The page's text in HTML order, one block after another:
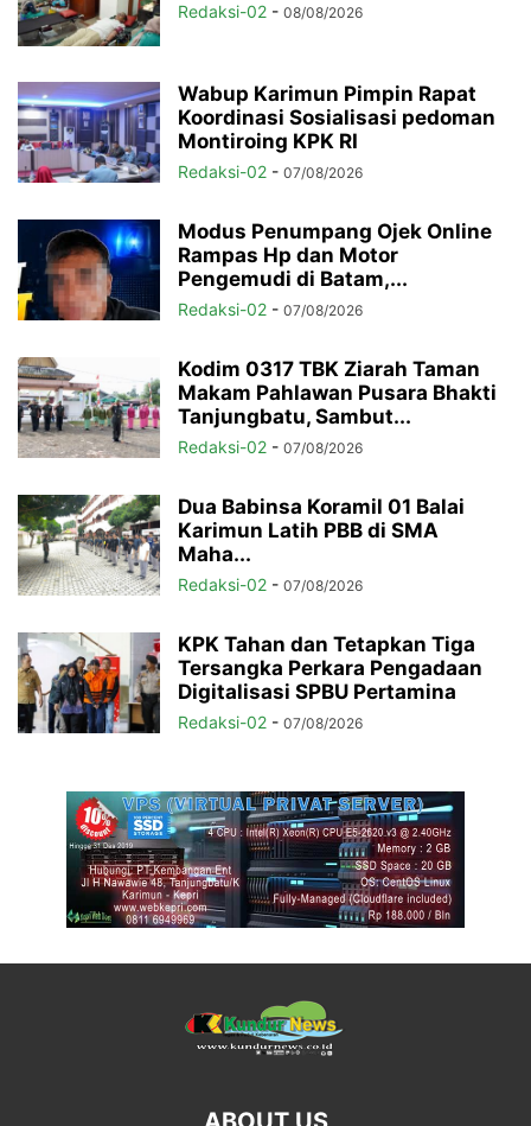
Redaksi-02 - 08/08/2026
Wabup Karimun Pimpin Rapat
Koordinasi Sosialisasi pedoman
Montiroing KPK RI
Redaksi-02 - 07/08/2026
Modus Penumpang Ojek Online
Rampas Hp dan Motor
Pengemudi di Batam,...
Redaksi-02 - 07/08/2026
Kodim 0317 TBK Ziarah Taman
Makam Pahlawan Pusara Bhakti
Tanjungbatu, Sambut...
Redaksi-02 - 07/08/2026
Dua Babinsa Koramil 01 Balai
Karimun Latih PBB di SMA
Maha...
Redaksi-02 - 07/08/2026
KPK Tahan dan Tetapkan Tiga
Tersangka Perkara Pengadaan
Digitalisasi SPBU Pertamina
Redaksi-02 - 07/08/2026